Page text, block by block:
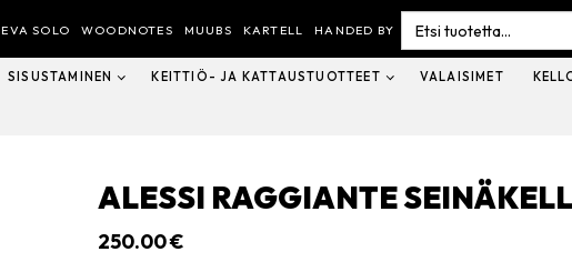
EVA SOLO WOODNOTES MUUBS KARTELL HANDED BY
Search
for:
SISUSTAMINEN KEITTIÖ- JA KATTAUSTUOTTEET VALAISIMET
ALESSI RAGGIANTE
250.00€